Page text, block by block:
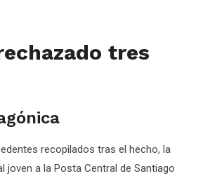
tres
recopilados tras el hecho, la
joven a la Posta Central de Santiago